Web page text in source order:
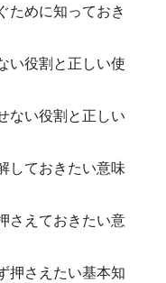
ために知っておき
い役割と正しい使
ない役割と正しい
しておきたい意味
さえておきたい意
押さえたい基本知